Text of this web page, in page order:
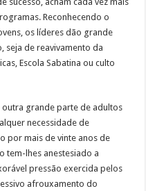
Reconhecendo o
os líderes dão grande
seja de reavivamento da
Escola Sabatina ou culto
grande parte de adultos
necessidade de
por mais de vinte anos de
tem-lhes anestesiado a
pressão exercida pelos
afrouxamento do